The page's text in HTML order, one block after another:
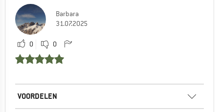
Barbara
31.07.2025
0 0
VOORDELEN